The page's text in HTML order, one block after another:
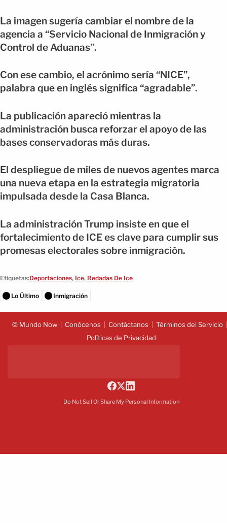
La imagen sugería cambiar el nombre de la
agencia a “Servicio Nacional de Inmigración y
Control de Aduanas”.
Con ese cambio, el acrónimo sería “NICE”,
palabra que en inglés significa “agradable”.
La publicación apareció mientras la
administración busca reforzar el apoyo de las
bases conservadoras más duras.
El despliegue de miles de nuevos agentes marca
una nueva etapa en la estrategia migratoria
impulsada desde la Casa Blanca.
La administración Trump insiste en que el
fortalecimiento de ICE es clave para cumplir sus
promesas electorales sobre inmigración.
Etiquetas:Deportaciones, Ice, Redadas De Ice
Lo Último Inmigración
© Mundo Now Conócenos Contáctanos
Términos del Servicio
Políticas de Privacidad
Do Not Sell Or Share My Personal Information